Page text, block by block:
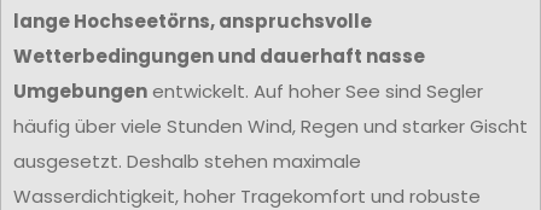
lange Hochseetörns, anspruchsvolle
Wetterbedingungen und dauerhaft nasse
Umgebungenentwickelt. Auf hoher See sind Segler
häufig über viele Stunden Wind, Regen und starker Gischt
ausgesetzt. Deshalb stehen maximale
Wasserdichtigkeit, hoher Tragekomfort und robuste